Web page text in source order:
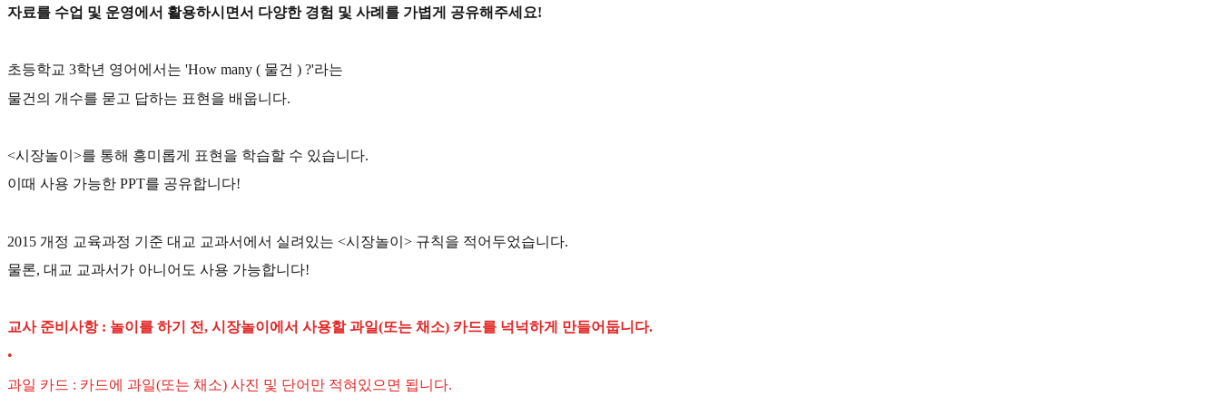
자료를 수업 및 운영에서 활용하시면서 다양한 경험 및 사례를 가볍게 공유해주세요!
초등학교 3학년 영어에서는 'How many ( 물건 ) ?'라는
물건의 개수를 묻고 답하는 표현을 배웁니다.
<시장놀이>를 통해 흥미롭게 표현을 학습할 수 있습니다.
이때 사용 가능한 PPT를 공유합니다!
2015 개정 교육과정 기준 대교 교과서에서 실려있는 <시장놀이> 규칙을 적어두었습니다.
물론, 대교 교과서가 아니어도 사용 가능합니다!
교사 준비사항 : 놀이를 하기 전, 시장놀이에서 사용할 과일(또는 채소) 카드를 넉넉하게 만들어둡니다.
•
과일 카드 : 카드에 과일(또는 채소) 사진 및 단어만 적혀있으면 됩니다.